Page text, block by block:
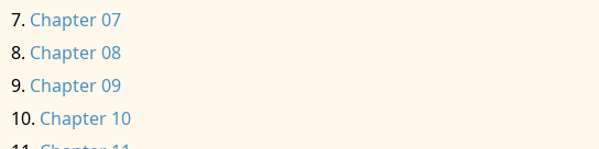
Chapter 07
Chapter 08
Chapter 09
Chapter 10